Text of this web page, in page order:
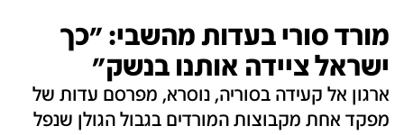
מורד סורי בעדות מהשבי: "כך
ישראל ציידה אותנו בנשק"
ארגון אל קעידה בסוריה, נוסרא, מפרסם עדות של
מפקד אחת מקבוצות המורדים בגבול הגולן שנפל